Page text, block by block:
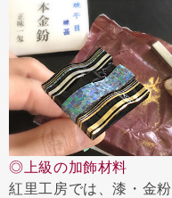
◎上級の加飾材料
紅里工房では、漆・金